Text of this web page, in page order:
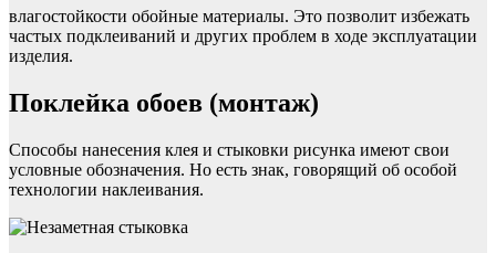
влагостойкости обойные материалы. Это позволит избежать
частых подклеиваний и других проблем в ходе эксплуатации
изделия.
Поклейка обоев (монтаж)
Способы нанесения клея и стыковки рисунка имеют свои
условные обозначения. Но есть знак, говорящий об особой
технологии наклеивания.